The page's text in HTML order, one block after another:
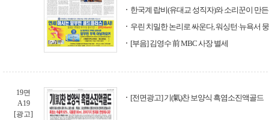
한국계 랍비(유대교 성직자)와 소리꾼이 만
우린 치밀한 논리로 싸운다, 워싱턴·뉴욕서
[부음] 김영수 前 MBC 사장 별세
19면
A19
[광고]
[전면광고] 기(氣)찬 보양식 흑염소진액골드